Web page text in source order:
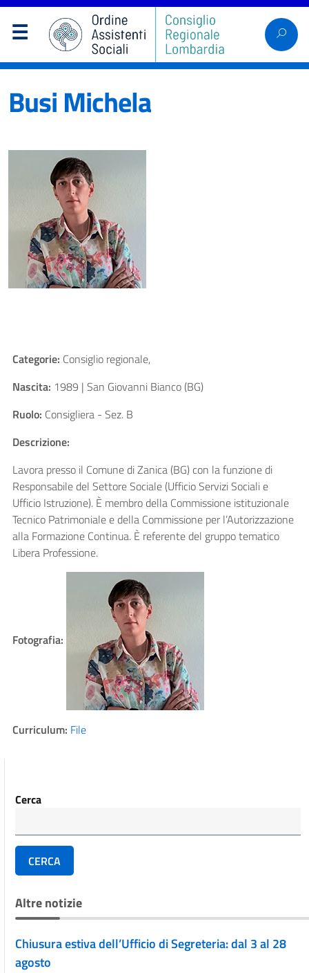
Busi Michela
Categorie: Consiglio regionale,
Nascita: 1989 | San Giovanni Bianco (BG)
Ruolo: Consigliera - Sez. B
Descrizione:
Lavora presso il Comune di Zanica (BG) con la funzione di
Responsabile del Settore Sociale (Ufficio Servizi Sociali e
Ufficio Istruzione). È membro della Commissione istituzionale
Tecnico Patrimoniale e della Commissione per l’Autorizzazione
alla Formazione Continua. È referente del gruppo tematico
Libera Professione.
Fotografia:
Curriculum: File
Cerca
CERCA
Altre notizie
Chiusura estiva dell’Ufficio di Segreteria: dal 3 al 28
agosto